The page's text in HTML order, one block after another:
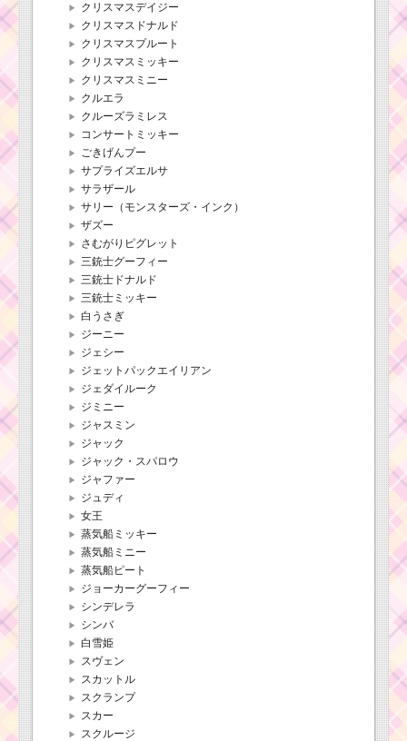
クリスマスデイジー
クリスマスドナルド
クリスマスプルート
クリスマスミッキー
クリスマスミニー
クルエラ
クルーズラミレス
コンサートミッキー
ごきげんプー
サプライズエルサ
サラザール
サリー（モンスターズ・インク）
ザズー
さむがりピグレット
三銃士グーフィー
三銃士ドナルド
三銃士ミッキー
白うさぎ
ジーニー
ジェシー
ジェットパックエイリアン
ジェダイルーク
ジミニー
ジャスミン
ジャック
ジャック・スパロウ
ジャファー
ジュディ
女王
蒸気船ミッキー
蒸気船ミニー
蒸気船ピート
ジョーカーグーフィー
シンデレラ
シンバ
白雪姫
スヴェン
スカットル
スクランプ
スカー
スクルージ